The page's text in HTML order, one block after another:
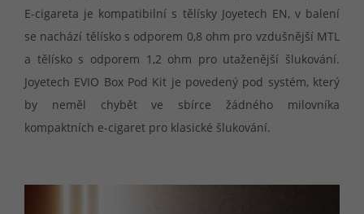
E-cigareta je kompatibilní s tělísky Joyetech EN, v balení
se nachází tělísko s odporem 0,8 ohm pro vzdušnější MTL
a tělísko s odporem 1,2 ohm pro utaženější šlukování.
Joyetech EVIO Box Pod Kit je povedený pod systém, který
by neměl chybět ve sbírce žádného milovníka
kompaktních e-cigaret pro klasické šlukování.